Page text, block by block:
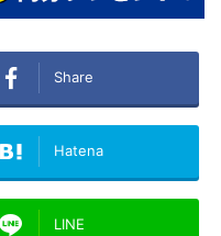
Share
Hatena
LINE